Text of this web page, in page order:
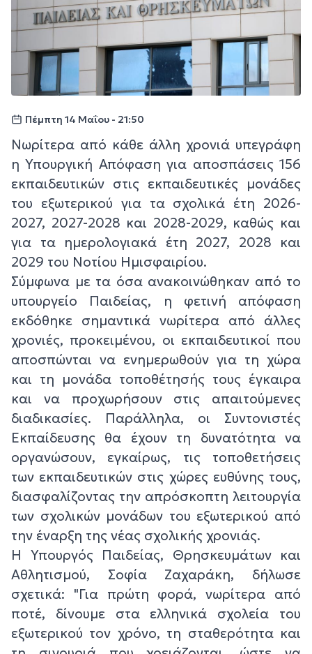
Πέμπτη 14 Μαΐου - 21:50
Νωρίτερα από κάθε άλλη χρονιά υπεγράφη
η Υπουργική Απόφαση για αποσπάσεις 156
εκπαιδευτικών στις εκπαιδευτικές μονάδες
του εξωτερικού για τα σχολικά έτη 2026-
2027, 2027-2028 και 2028-2029, καθώς και
για τα ημερολογιακά έτη 2027, 2028 και
2029 του Νοτίου Ημισφαιρίου.
Σύμφωνα με τα όσα ανακοινώθηκαν από το
υπουργείο Παιδείας, η φετινή απόφαση
εκδόθηκε σημαντικά νωρίτερα από άλλες
χρονιές, προκειμένου, οι εκπαιδευτικοί που
αποσπώνται να ενημερωθούν για τη χώρα
και τη μονάδα τοποθέτησής τους έγκαιρα
και να προχωρήσουν στις απαιτούμενες
διαδικασίες. Παράλληλα, οι Συντονιστές
Εκπαίδευσης θα έχουν τη δυνατότητα να
οργανώσουν, εγκαίρως, τις τοποθετήσεις
των εκπαιδευτικών στις χώρες ευθύνης τους,
διασφαλίζοντας την απρόσκοπτη λειτουργία
των σχολικών μονάδων του εξωτερικού από
την έναρξη της νέας σχολικής χρονιάς.
Η Υπουργός Παιδείας, Θρησκευμάτων και
Αθλητισμού, Σοφία Ζαχαράκη, δήλωσε
σχετικά: "Για πρώτη φορά, νωρίτερα από
ποτέ, δίνουμε στα ελληνικά σχολεία του
εξωτερικού τον χρόνο, τη σταθερότητα και